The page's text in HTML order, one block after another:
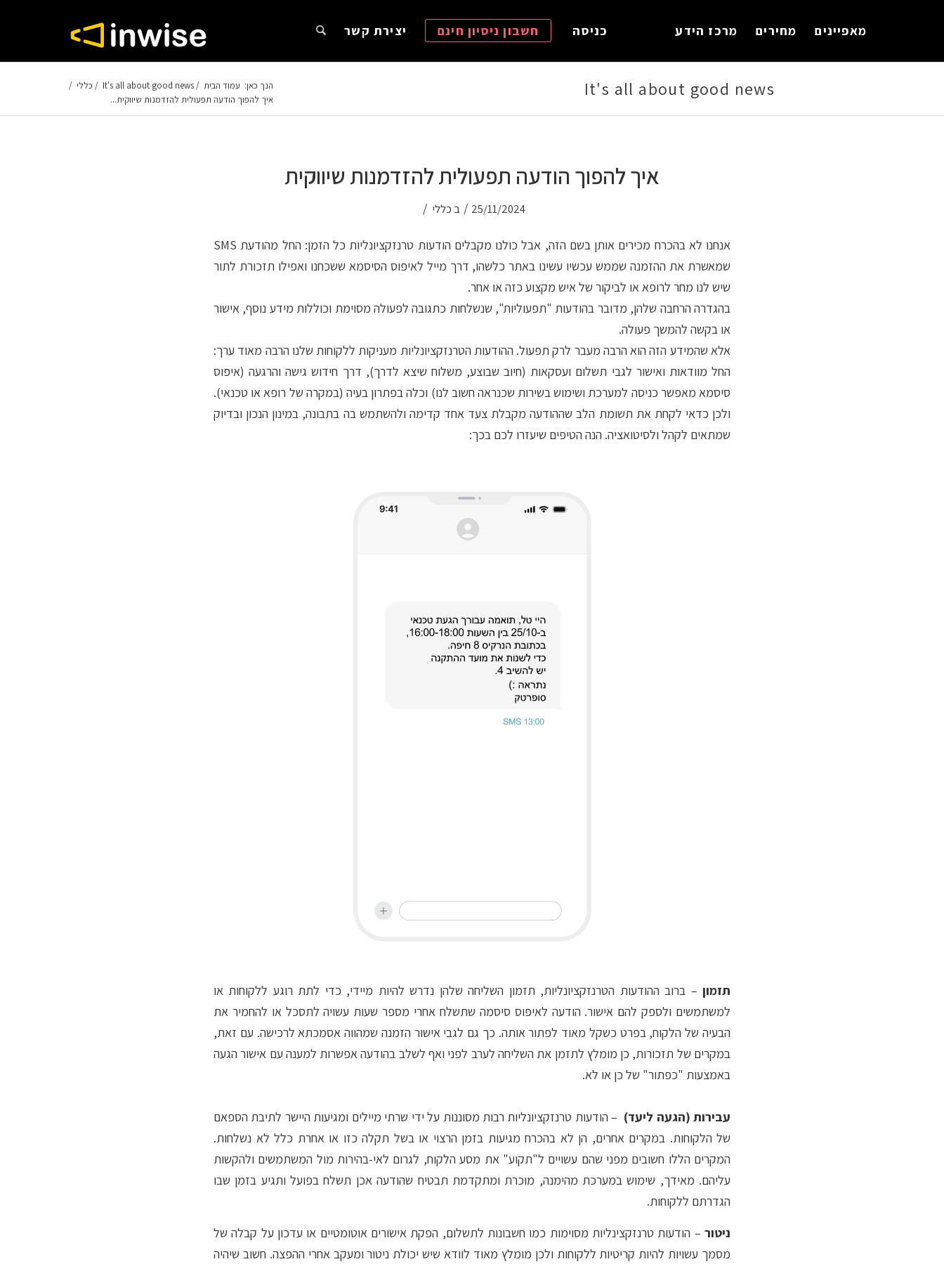
מאפיינים מחירים מרכז הידע כניסה חשבון ניסיון חינם יצירת קשר
It's all about good news הנך כאן: עמוד הבית /
It's all about good news
/ כללי /
איך להפוך הודעה תפעולית להזדמנות שיווקית...
איך להפוך הודעה תפעולית להזדמנות שיווקית
25/11/2024
/ ב כללי /
אנחנו לא בהכרח מכירים אותן בשם הזה, אבל כולנו מקבלים הודעות טרנזקציונליות כל הזמן: החל מהודעת SMS
שמאשרת את ההזמנה שממש עכשיו עשינו באתר כלשהו, דרך מייל לאיפוס הסיסמא ששכחנו ואפילו תזכורת לתור
שיש לנו מחר לרופא או לביקור של איש מקצוע כזה או אחר.
בהגדרה הרחבה שלהן, מדובר בהודעות "תפעוליות", שנשלחות כתגובה לפעולה מסוימת וכוללות מידע נוסף, אישור
או בקשה להמשך פעולה.
אלא שהמידע הזה הוא הרבה מעבר לרק תפעול. ההודעות הטרנזקציונליות מעניקות ללקוחות שלנו הרבה מאוד ערך:
החל מוודאות ואישור לגבי תשלום ועסקאות (חיוב שבוצע, משלוח שיצא לדרך), דרך חידוש גישה והרגעה (איפוס
סיסמא מאפשר כניסה למערכת ושימוש בשירות שכנראה חשוב לנו) וכלה בפתרון בעיה (במקרה של רופא או טכנאי).
ולכן כדאי לקחת את תשומת הלב שההודעה מקבלת צעד אחד קדימה ולהשתמש בה בתבונה, במינון הנכון ובדיוק
שמתאים לקהל ולסיטואציה. הנה הטיפים שיעזרו לכם בכך:
תזמון – ברוב ההודעות הטרנזקציונליות, תזמון השליחה שלהן נדרש להיות מיידי, כדי לתת רוגע ללקוחות או
למשתמשים ולספק להם אישור. הודעה לאיפוס סיסמה שתשלח אחרי מספר שעות עשויה לתסכל או להחמיר את
הבעיה של הלקוח, בפרט כשקל מאוד לפתור אותה. כך גם לגבי אישור הזמנה שמהווה אסמכתא לרכישה. עם זאת,
במקרים של תזכורות, כן מומלץ לתזמן את השליחה לערב לפני ואף לשלב בהודעה אפשרות למענה עם אישור הגעה
באמצעות "כפתור" של כן או לא.
עבירות (הגעה ליעד) – הודעות טרנזקציונליות רבות מסוננות על ידי שרתי מיילים ומגיעות היישר לתיבת הספאם
של הלקוחות. במקרים אחרים, הן לא בהכרח מגיעות בזמן הרצוי או בשל תקלה כזו או אחרת כלל לא נשלחות.
המקרים הללו חשובים מפני שהם עשויים ל"תקוע" את מסע הלקוח, לגרום לאי-בהירות מול המשתמשים ולהקשות
עליהם. מאידך, שימוש במערכת מהימנה, מוכרת ומתקדמת תבטיח שהודעה אכן תשלח בפועל ותגיע בזמן שבו
הגדרתם ללקוחות.
ניטור – הודעות טרנזקצינליות מסוימות כמו חשבונות לתשלום, הפקת אישורים אוטומטיים או עדכון על קבלה של
מסמך עשויות להיות קריטיות ללקוחות ולכן מומלץ מאוד לוודא שיש יכולת ניטור ומעקב אחרי ההפצה. חשוב שיהיה